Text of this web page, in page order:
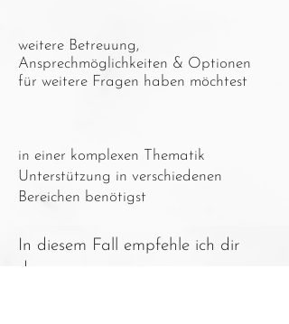
weitere Betreuung,
Ansprechmöglichkeiten & Optionen
für weitere Fragen haben möchtest
in einer komplexen Thematik
Unterstützung in verschiedenen
Bereichen benötigst
In diesem Fall empfehle ich dir
das